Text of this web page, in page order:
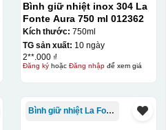
Bình giữ nhiệt inox 304 La
Fonte Aura 750 ml 012362
Kích thước: 750ml
TG sản xuất: 10 ngày
2**.000 ₫
Đăng kýhoặc Đăng nhậpđể xem giá
Bình giữ nhiệt La Fonte